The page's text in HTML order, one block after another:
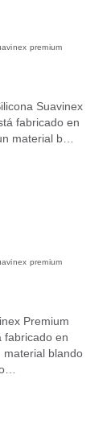
premium
Suavinex
fabricado en
material b…
premium
Premium
fabricado en
material blando